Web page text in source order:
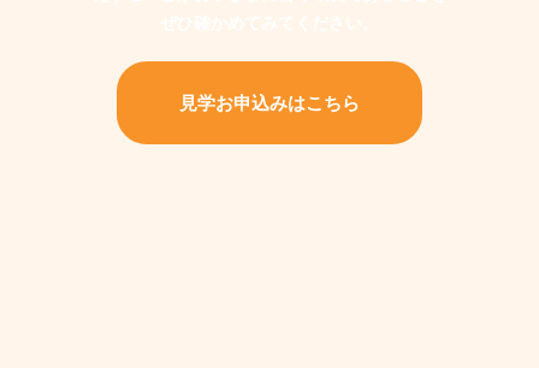
見学お申込みはこちら